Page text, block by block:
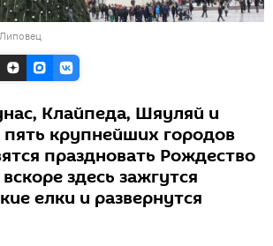
Клайпеда, Шяуляй и
крупнейших городов
праздновать Рождество
здесь зажгутся
елки и развернутся